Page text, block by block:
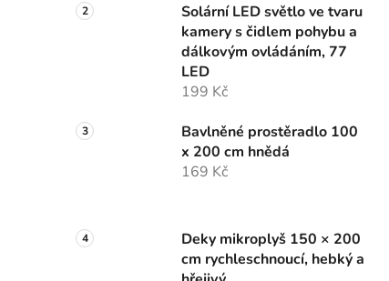
Solární LED světlo ve tvaru
kamery s čidlem pohybu a
dálkovým ovládáním, 77
LED
199 Kč
Bavlněné prostěradlo 100
x 200 cm hnědá
169 Kč
Deky mikroplyš 150 × 200
cm rychleschnoucí, hebký a